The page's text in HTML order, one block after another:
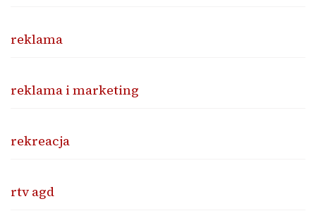
reklama
reklama i marketing
rekreacja
rtv agd